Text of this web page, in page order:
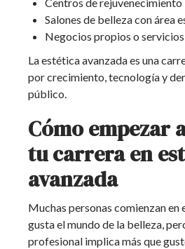
Salones de belleza con área
Negocios propios o
La estética avanzada es una
por crecimiento, tecnología y
público.
Cómo empezar
tu carrera en
avanzada
Muchas personas comienzan en
gusta el mundo de la belleza,
profesional implica más que